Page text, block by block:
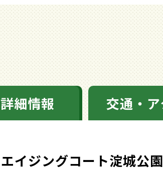
細情報 交通・
エイジングコート淀城公